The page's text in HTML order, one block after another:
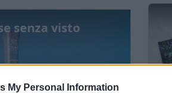
My Personal Information
senza visto